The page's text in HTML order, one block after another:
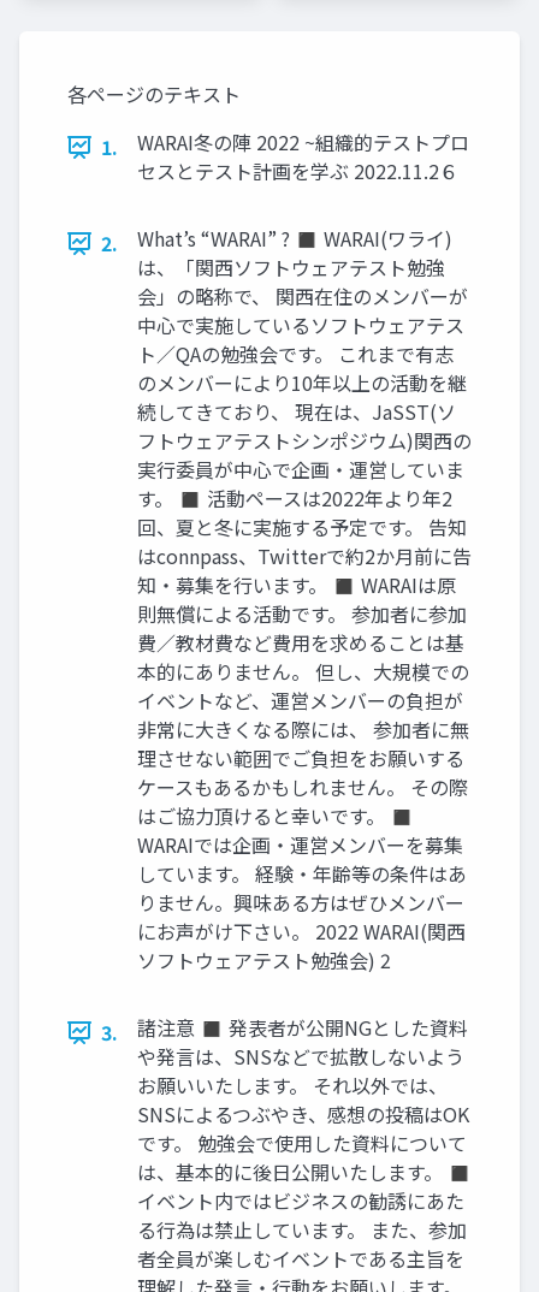
各ページのテキスト
1.
WARAI冬の陣 2022 ~組織的テストプロ
セスとテスト計画を学ぶ 2022.11.2６
2.
What’s “WARAI” ? ◼ WARAI(ワライ)
は、「関西ソフトウェアテスト勉強
会」の略称で、 関西在住のメンバーが
中心で実施しているソフトウェアテス
ト／QAの勉強会です。 これまで有志
のメンバーにより10年以上の活動を継
続してきており、 現在は、JaSST(ソ
フトウェアテストシンポジウム)関西の
実行委員が中心で企画・運営していま
す。 ◼ 活動ペースは2022年より年2
回、夏と冬に実施する予定です。 告知
はconnpass、Twitterで約2か月前に告
知・募集を行います。 ◼ WARAIは原
則無償による活動です。 参加者に参加
費／教材費など費用を求めることは基
本的にありません。 但し、大規模での
イベントなど、運営メンバーの負担が
非常に大きくなる際には、 参加者に無
理させない範囲でご負担をお願いする
ケースもあるかもしれません。 その際
はご協力頂けると幸いです。 ◼
WARAIでは企画・運営メンバーを募集
しています。 経験・年齢等の条件はあ
りません。興味ある方はぜひメンバー
にお声がけ下さい。 2022 WARAI(関西
ソフトウェアテスト勉強会) 2
3.
諸注意 ◼ 発表者が公開NGとした資料
や発言は、SNSなどで拡散しないよう
お願いいたします。 それ以外では、
SNSによるつぶやき、感想の投稿はOK
です。 勉強会で使用した資料について
は、基本的に後日公開いたします。 ◼
イベント内ではビジネスの勧誘にあた
る行為は禁止しています。 また、参加
者全員が楽しむイベントである主旨を